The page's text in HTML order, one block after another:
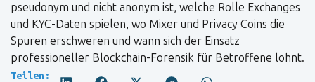
pseudonym und nicht anonym ist, welche Rolle Exchanges
und KYC-Daten spielen, wo Mixer und Privacy Coins die
Spuren erschweren und wann sich der Einsatz
professioneller Blockchain-Forensik für Betroffene lohnt.
Teilen: